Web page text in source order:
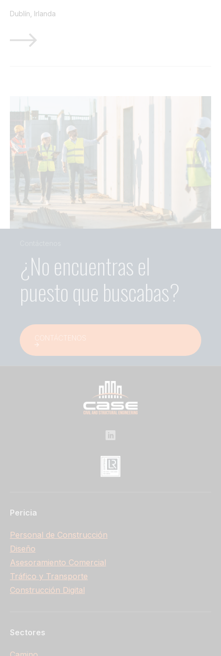
Dublín, Irlanda
¿No encuentras el
puesto que buscabas?
CONTÁCTENOS
Pericia
Personal de Construcción
Diseño
Asesoramiento Comercial
Tráfico y Transporte
Construcción Digital
Sectores